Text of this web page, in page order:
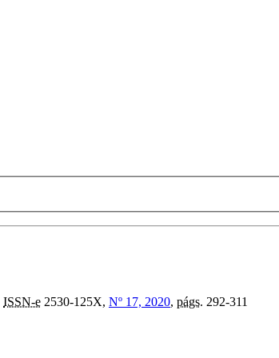
ISSN-e 2530-125X, Nº 17, 2020, págs. 292-311